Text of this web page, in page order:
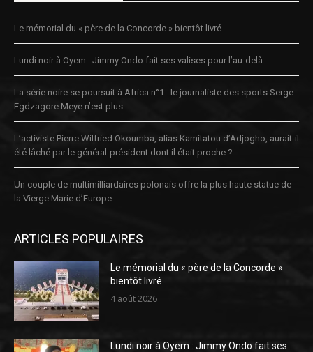
Le mémorial du « père de la Concorde » bientôt livré
Lundi noir à Oyem : Jimmy Ondo fait ses valises pour l’au-delà
La série noire se poursuit à Africa n°1 : le journaliste des sports Serge
Egdzagore Meye n’est plus
L’activiste Pierre Wilfried Okoumba, alias Kamitatou d’Adjogho, aurait-il
été lâché par le général-président dont il était proche ?
Un couple de multimilliardaires polonais offre la plus haute statue de
la Vierge Marie d’Europe
ARTICLES POPULAIRES
Le mémorial du « père de la Concorde »
bientôt livré
4 août 2026
Lundi noir à Oyem : Jimmy Ondo fait ses